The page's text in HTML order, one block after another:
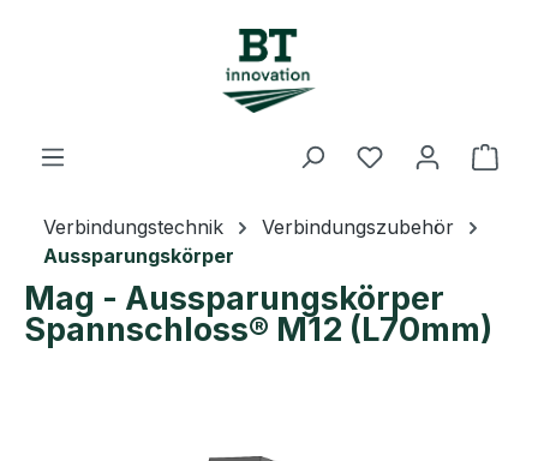
Zum Hauptinhalt springen
Du hast 0
Verbindungstechnik
Verbindungszubehör
Aussparungskörper
Mag - Aussparungskörper
Spannschloss® M12 (L70mm)